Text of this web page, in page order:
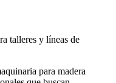
talleres y líneas de
para madera